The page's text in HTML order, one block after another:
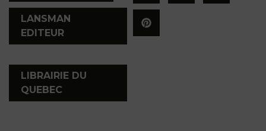
LANSMAN
EDITEUR
LIBRAIRIE DU
QUEBEC